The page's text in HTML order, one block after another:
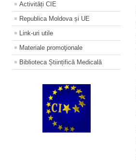
Activități CIE
Republica Moldova și UE
Link-uri utile
Materiale promoţionale
Biblioteca Științifică Medicală